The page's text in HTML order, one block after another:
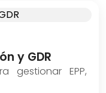
y GDR
gestionar EPP,